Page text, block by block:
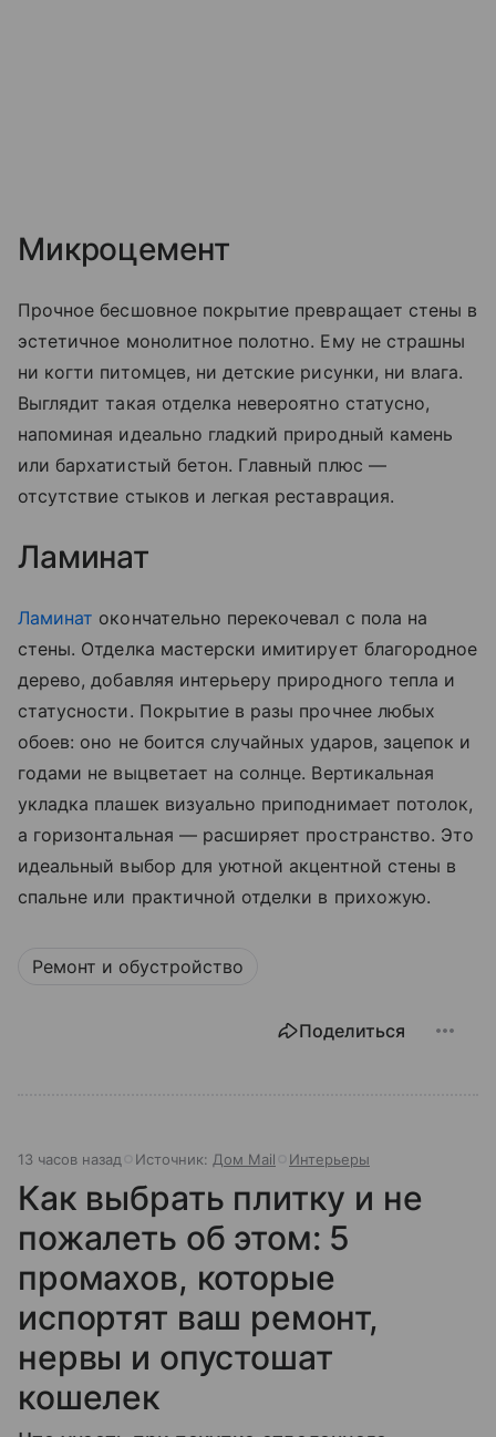
Микроцемент
Прочное бесшовное покрытие превращает стены в
эстетичное монолитное полотно. Ему не страшны
ни когти питомцев, ни детские рисунки, ни влага.
Выглядит такая отделка невероятно статусно,
напоминая идеально гладкий природный камень
или бархатистый бетон. Главный плюс —
отсутствие стыков и легкая реставрация.
Ламинат
Ламинат окончательно перекочевал с пола на
стены. Отделка мастерски имитирует благородное
дерево, добавляя интерьеру природного тепла и
статусности. Покрытие в разы прочнее любых
обоев: оно не боится случайных ударов, зацепок и
годами не выцветает на солнце. Вертикальная
укладка плашек визуально приподнимает потолок,
а горизонтальная — расширяет пространство. Это
идеальный выбор для уютной акцентной стены в
спальне или практичной отделки в прихожую.
Ремонт и обустройство
Поделиться
13 часов назад Источник: Дом Mail Интерьеры
Как выбрать плитку и не
пожалеть об этом: 5
промахов, которые
испортят ваш ремонт,
нервы и опустошат
кошелек